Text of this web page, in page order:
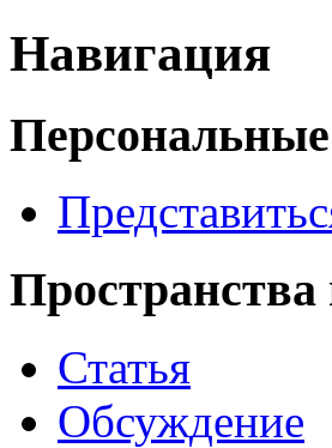
Навигация
Статья
Обсуждение